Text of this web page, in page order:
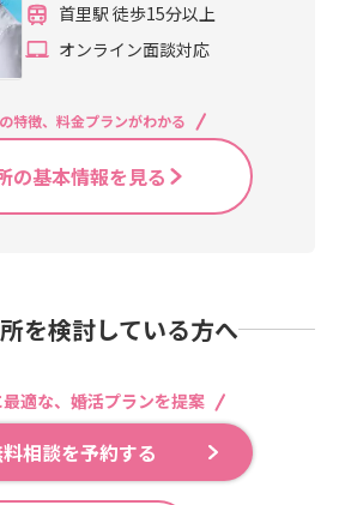
首里駅 徒歩15分以上
オンライン面談対応
特徴、料金プランがわかる
の基本情報を見る
を検討している方へ
適な、婚活プランを提案
相談を予約する